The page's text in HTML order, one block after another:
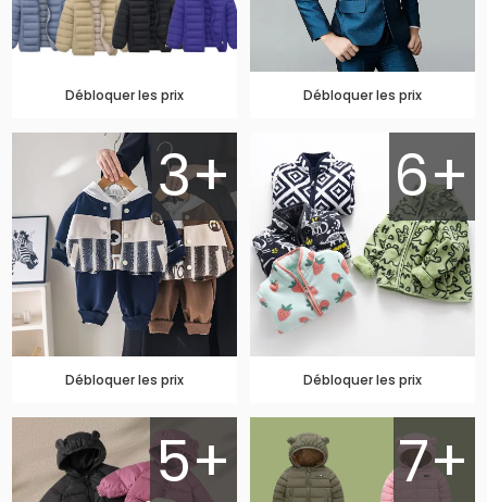
Débloquer les prix Débloquer les prix
3+
Débloquer les prix
6+
Débloquer les prix
5+ 7+